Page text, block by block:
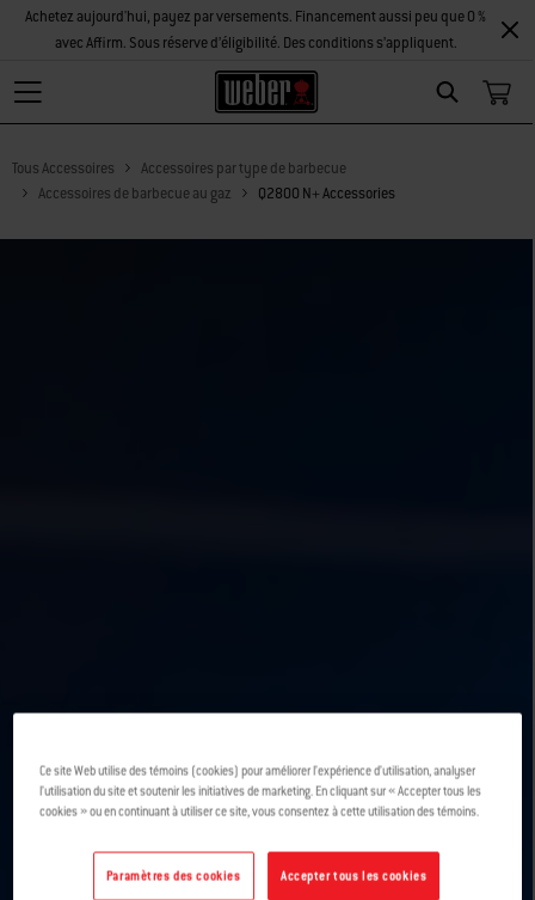
Search
Achetez aujourd'hui, payez par versements. Financement aussi peu que 0 %
avec Affirm. Sous réserve d’éligibilité. Des conditions s’appliquent.
Tous Accessoires
Accessoires par type de barbecue
Accessoires de barbecue au gaz
Q2800 N+ Accessories
Ce site Web utilise des témoins (cookies) pour améliorer l’expérience d’utilisation, analyser
l’utilisation du site et soutenir les initiatives de marketing. En cliquant sur « Accepter tous les
cookies » ou en continuant à utiliser ce site, vous consentez à cette utilisation des témoins.
Accepter tous les cookies
Paramètres des cookies